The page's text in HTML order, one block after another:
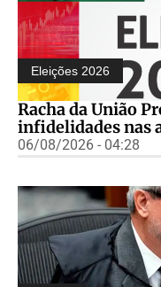
Eleições 2026
Racha da União
infidelidades nas
06/08/2026 - 04:28